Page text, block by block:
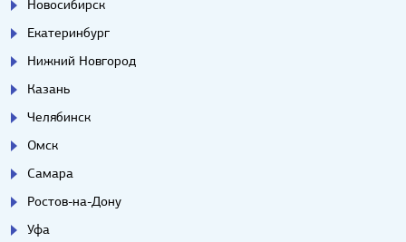
Новосибирск
Екатеринбург
Нижний Новгород
Казань
Челябинск
Омск
Самара
Ростов-на-Дону
Уфа